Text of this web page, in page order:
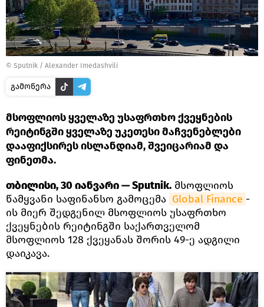
© Sputnik / Alexander Imedashvili
გამოწერა
მსოფლიოს ყველაზე უსაფრთხო ქვეყნების
რეიტინგში ყველაზე უკეთესი მაჩვენებლები
დააფიქსირეს ისლანდიამ, შვეიცარიამ და
ფინეთმა.
თბილისი, 30 იანვარი — Sputnik. მსოფლიოს
წამყვანი საფინანსო გამოცემა Global Finance -
ის მიერ შედგენილ მსოფლიოს უსაფრთხო
ქვეყნების რეიტინგში საქართველომ
მსოფლიოს 128 ქვეყანას შორის 49-ე ადგილი
დაიკავა.